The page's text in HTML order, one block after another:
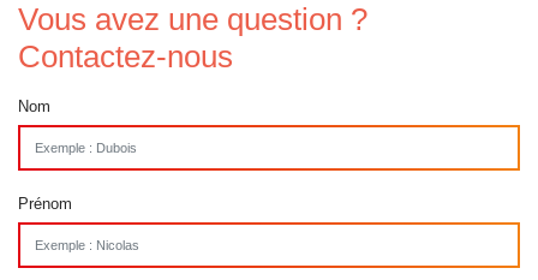
Vous avez une question ?
Contactez-nous
Nom
Prénom